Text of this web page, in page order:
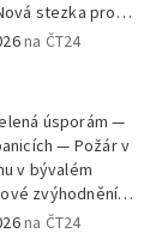
stezka pro
linka mezi
Den AČFK na
Uhde slaví 90 let
srubu
na ČT24
úsporám —
— Požár v
v bývalém
zvýhodnění
v Olomouci —
na ČT24